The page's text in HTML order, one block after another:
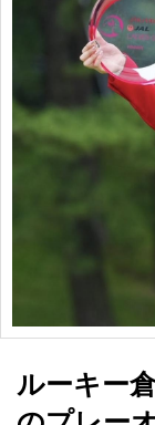
ルーキー